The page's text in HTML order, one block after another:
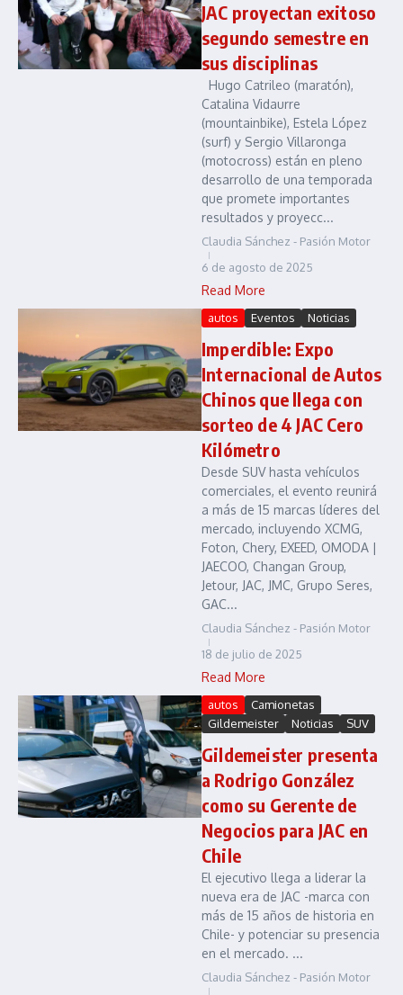
JAC proyectan exitoso
segundo semestre en
sus disciplinas
Hugo Catrileo (maratón),
Catalina Vidaurre
(mountainbike), Estela López
(surf) y Sergio Villaronga
(motocross) están en pleno
desarrollo de una temporada
que promete importantes
resultados y proyecc...
Claudia Sánchez - Pasión Motor
6 de agosto de 2025
Read More
autos Eventos Noticias
Imperdible: Expo
Internacional de Autos
Chinos que llega con
sorteo de 4 JAC Cero
Kilómetro
Desde SUV hasta vehículos
comerciales, el evento reunirá
a más de 15 marcas líderes del
mercado, incluyendo XCMG,
Foton, Chery, EXEED, OMODA |
JAECOO, Changan Group,
Jetour, JAC, JMC, Grupo Seres,
GAC...
Claudia Sánchez - Pasión Motor
18 de julio de 2025
Read More
autos
Camionetas
Gildemeister
Noticias SUV
Gildemeister presenta
a Rodrigo González
como su Gerente de
Negocios para JAC en
Chile
El ejecutivo llega a liderar la
nueva era de JAC -marca con
más de 15 años de historia en
Chile- y potenciar su presencia
en el mercado. ...
Claudia Sánchez - Pasión Motor